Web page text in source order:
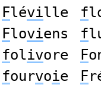
Fléville f
Floviens f
folivore F
fourvoie F